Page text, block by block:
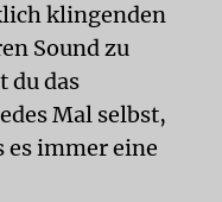
klingenden
Sound zu
du das
Mal selbst,
es immer eine